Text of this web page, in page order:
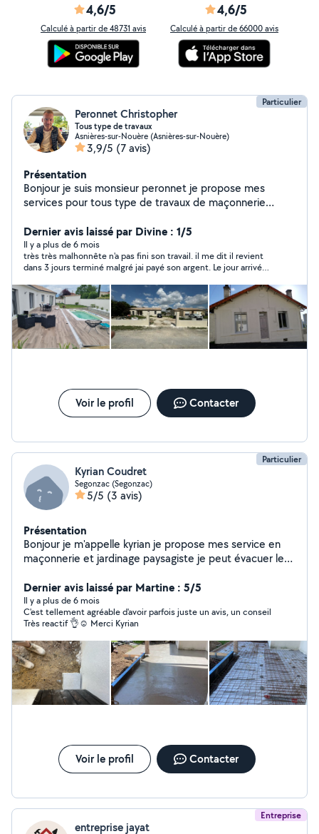
4,6/5
Calculé à partir de 48731 avis
4,6/5
Calculé à partir de 66000 avis
Particulier
Peronnet Christopher
Tous type de travaux
Asnières-sur-Nouère (Asnières-sur-Nouère)
3,9/5 (7 avis)
Présentation
Bonjour je suis monsieur peronnet je propose mes
services pour tous type de travaux de maçonnerie
contacter cordialement
Dernier avis laissé par Divine : 1/5
Il y a plus de 6 mois
très très malhonnête n'a pas fini son travail. il me dit il revient
dans 3 jours terminé malgré jai payé son argent. Le jour arrivé
rappelé et n'est pas venu.
Voir le profil Contacter
Particulier
Kyrian Coudret
Segonzac (Segonzac)
5/5 (3 avis)
Présentation
Bonjour je m'appelle kyrian je propose mes service en
maçonnerie et jardinage paysagiste je peut évacuer les
métier mais je suis assez polyvalent en autre tâche à
demander merci
Dernier avis laissé par Martine : 5/5
Il y a plus de 6 mois
C'est tellement agréable d'avoir parfois juste un avis, un conseil
Très reactif 👌☺️ Merci Kyrian
Voir le profil Contacter
Entreprise
entreprise jayat